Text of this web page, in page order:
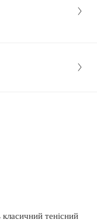
тенісний